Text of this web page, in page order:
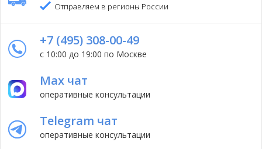
Отправляем в регионы России
+7 (495) 308-00-49
с 10:00 до 19:00 по Москве
Max чат
оперативные консультации
Telegram чат
оперативные консультации